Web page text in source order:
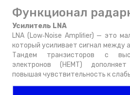
Функционал
Усилитель LNA
LNA (Low‑Noise Ampliﬁer) — это
который усиливает сигнал между
Тандем транзисторов с
электронов (HEMT)
повышая чувствительность к